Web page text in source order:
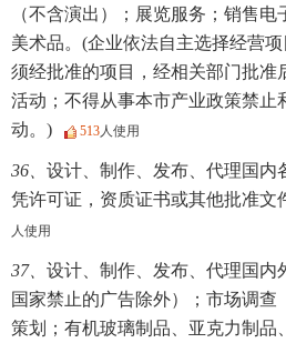
（不含演出）；展览服务；销售
美术品。(企业依法自主选择经营
须经批准的项目，经相关部门批准
活动；不得从事本市产业政策禁止
动。)
513人使用
36、 设计、制作、发布、代理国内
凭许可证，资质证书或其他批准文
人使用
37、 设计、制作、发布、代理国内
国家禁止的广告除外）；市场调查
策划；有机玻璃制品、亚克力制品